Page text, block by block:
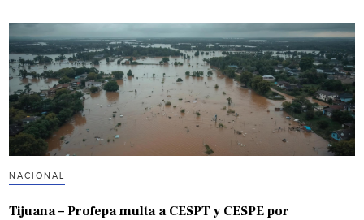
NACIONAL
Tijuana – Profepa multa a CESPT y CESPE por